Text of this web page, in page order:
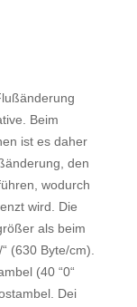
Beim
ist es daher
den
wodurch
wird. Die
als beim
(630 Byte/cm).
(40 “0“
Dei